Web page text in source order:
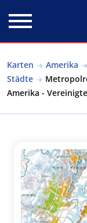
Karten Amerika
Städte
Amerika -